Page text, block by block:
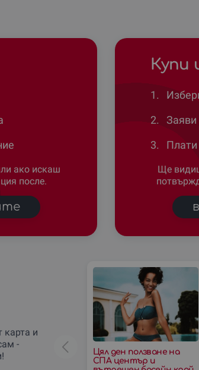
ако искаш
после.
Купи
1.
2.
Заяви
3.
Плати
Ще
карта и
-
Цял ден ползване на
СПА център и